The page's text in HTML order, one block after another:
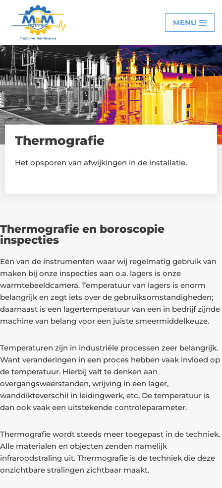
Ga
naar
de
inhoud
MENU
Thermografie
Het opsporen van afwijkingen in de installatie.
Thermografie en boroscopie
inspecties
Eén van de instrumenten waar wij regelmatig gebruik van
maken bij onze inspecties aan o.a. lagers is onze
warmtebeeldcamera. Temperatuur van lagers is enorm
belangrijk en zegt iets over de gebruiksomstandigheden;
daarnaast is een lagertemperatuur van een in bedrijf zijnde
machine van belang voor een juiste smeermiddelkeuze.
Temperaturen zijn in industriële processen zeer belangrijk.
Want veranderingen in een proces hebben vaak invloed op
de temperatuur. Hierbij valt te denken aan
overgangsweerstanden, wrijving in een lager,
wanddikteverschil in leidingwerk, etc. De temperatuur is
dan ook vaak een uitstekende controleparameter.
Thermografie wordt steeds meer toegepast in de techniek.
Alle materialen en objecten zenden namelijk
infraroodstraling uit. Thermografie is de techniek die deze
onzichtbare stralingen zichtbaar maakt.